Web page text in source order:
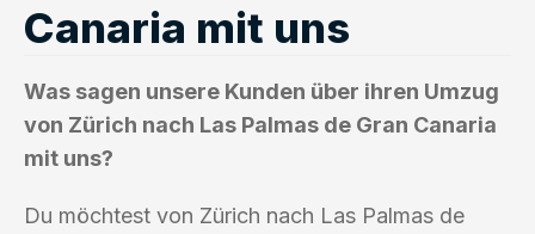
Canaria mit uns
Was sagen unsere Kunden über ihren Umzug
von Zürich nach Las Palmas de Gran Canaria
mit uns?
Du möchtest von Zürich nach Las Palmas de